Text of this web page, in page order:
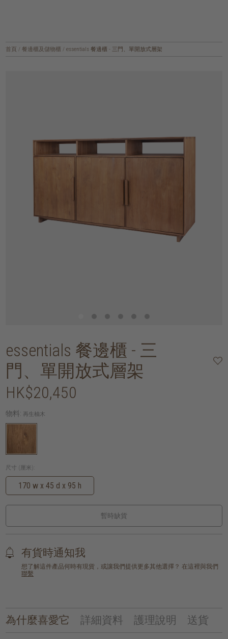
首頁 / 餐邊櫃及儲物櫃 / essentials 餐邊櫃 - 三門、單開放式層架
essentials 餐邊櫃 - 三
門、單開放式層架
HK$20,450
物料: 再生柚木
尺寸 (厘米):
170 w x 45 d x 95 h
暫時缺貨
有貨時通知我
想了解這件產品何時有現貨，或讓我們提供更多其他選擇？ 在這裡與我們
聯繫
為什麼喜愛它 詳細資料 護理說明 送貨